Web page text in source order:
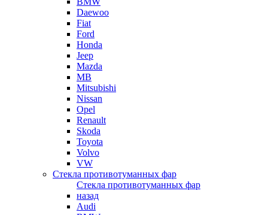
Daewoo
Fiat
Ford
Honda
Jeep
Mazda
MB
Mitsubishi
Nissan
Opel
Renault
Skoda
Toyota
Volvo
VW
Стекла противотуманных фар
Стекла противотуманных фар
назад
Audi